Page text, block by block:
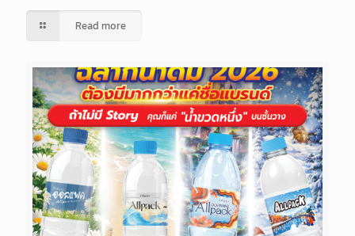
Read more